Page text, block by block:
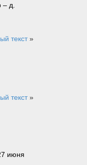
д.
текст»
текст»
июня